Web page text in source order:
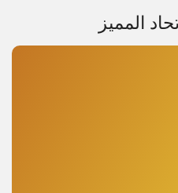
المميز